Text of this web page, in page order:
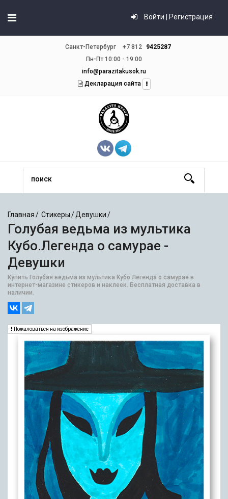
Войти | Регистрация
Санкт-Петербург +7 812
9425287
Пн-Пт 10:00 - 19:00
info@parazitakusok.ru
Декларация сайта
Главная Стикеры Девушки
Голубая ведьма из мультика
Кубо.Легенда о самурае -
Девушки
Купить Голубая ведьма из мультика Кубо.Легенда о самурае в
интернет-магазине стикеров и наклеек. Бесплатная доставка в
наличии.
Пожаловаться на изображение